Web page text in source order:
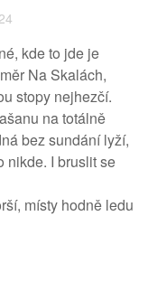
kde to jde je
Na Skalách,
stopy nejhezčí.
na totálně
bez sundání lyží,
nikde. I bruslit se
místy hodně ledu